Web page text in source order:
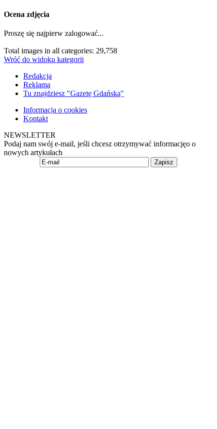
Ocena zdjęcia
Proszę się najpierw zalogować...
Total images in all categories: 29,758
Wróć do widoku kategorii
Redakcja
Reklama
Tu znajdziesz "Gazetę Gdańską"
Informacja o cookies
Kontakt
NEWSLETTER
Podaj nam swój e-mail, jeśli chcesz otrzymywać informacjęo o
nowych artykułach
Zapisz